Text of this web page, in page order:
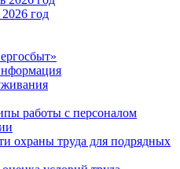
год
работы с персоналом
охраны труда для подрядных